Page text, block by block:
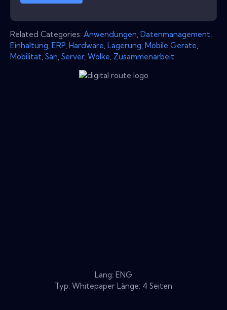
Related Categories: Anwendungen Datenmanagement
Einhaltung ERP Hardware Lagerung Mobile Geräte
Mobilität San Server, Wolke Zusammenarbeit
Lang: ENG
Typ: Whitepaper Länge: 4 Seiten